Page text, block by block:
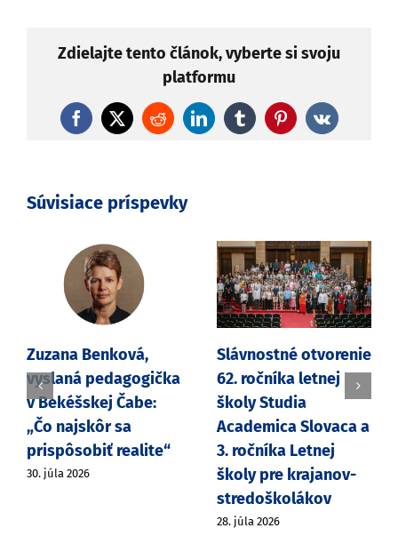
Zdielajte tento článok, vyberte si svoju
platformu
Facebook
X RedditLinkedInTumblrPinterest
Vk
Súvisiace príspevky
Zuzana Benková,
vyslaná pedagogička
v Bekéšskej Čabe:
„Čo najskôr sa
prispôsobiť realite“
30. júla 2026
Slávnostné otvorenie
62. ročníka letnej
školy Studia
Academica Slovaca a
3. ročníka Letnej
školy pre krajanov-
stredoškolákov
28. júla 2026